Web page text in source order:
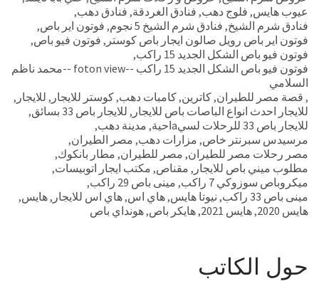
عيوب هايس, فلوج دهب, فنادق الغردقة, فنادق دهب,
فنادق شرم الشيخ, فنادق شرم الشيخ 5 نجوم , فوتون اير باص,
فوتون اير باص رويل صالون ايجار باص كوستر , فوتون فيو باص,
فوتون فيو باص الشكل الجديد 15 راكب
,
فوتون فيو باص الشكل الجديد 15 راكب --foton view --محمد ناظم
السلامي
, قصة مصر للطيران,كاترين,كامبات دهب,كوستر للايجار , للايجار ,
للايجار احدث انواع الباصات باص للايجار , للايجار باص 33 بسائق
,
للايجار باص 33 للرحلات لسيaاحية
, مدينة دهب,
مرسيدس سبرنتر خاص, مزارات دهب, مصر الطيران,
مصر رحلات مصر للطيران, مصر للطيران, مطار بانكوك,
مطلوب ميني باص للايجار , مقناص, مكتب ايجار اتوبيسات,
ميكروباص سوزوكي 7 راكب
, مينى باص 29 راكب
,
مينى باص 33 راكب
, نيوتا هايس,هاي اس,هاي اس للايجار ,هايس,
هايس 2020
,هايس 2021 ,هايكر باص,هونداي باص
حول الكاتب